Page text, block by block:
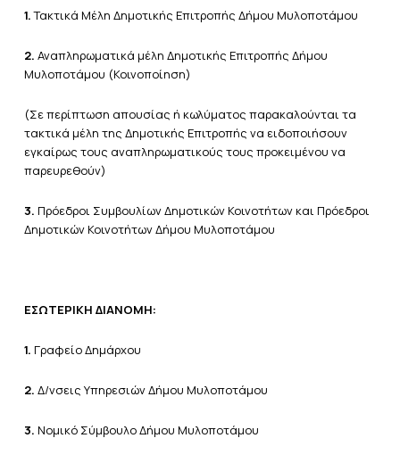
1.Τακτικά Μέλη Δημοτικής Επιτροπής Δήμου Μυλοποτάμου
2. Αναπληρωματικά μέλη Δημοτικής Επιτροπής Δήμου
Μυλοποτάμου (Κοινοποίηση)
(Σε περίπτωση απουσίας ή κωλύματος παρακαλούνται τα
τακτικά μέλη της Δημοτικής Επιτροπής να ειδοποιήσουν
εγκαίρως τους αναπληρωματικούς τους προκειμένου να
παρευρεθούν)
3. Πρόεδροι Συμβουλίων Δημοτικών Κοινοτήτων και Πρόεδροι
Δημοτικών Κοινοτήτων Δήμου Μυλοποτάμου
ΕΣΩΤΕΡΙΚΗ ΔΙΑΝΟΜΗ:
1. Γραφείο Δημάρχου
2. Δ/νσεις Υπηρεσιών Δήμου Μυλοποτάμου
3. Νομικό Σύμβουλο Δήμου Μυλοποτάμου